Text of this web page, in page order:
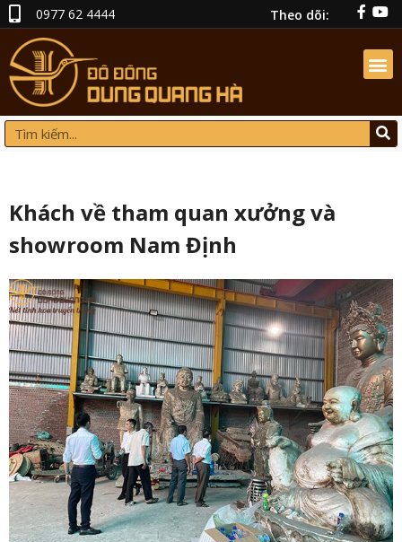
0977 62 4444 Theo dõi:
Khách về tham quan xưởng và
showroom Nam Định